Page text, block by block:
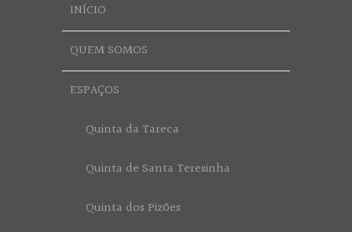
INÍCIO
QUEM SOMOS
ESPAÇOS
Quinta da Tareca
Quinta de Santa Teresinha
Quinta dos Pizões